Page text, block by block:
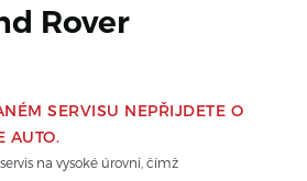
Rover
SERVISU NEPŘIJDETE O
AUTO.
na vysoké úrovni, čímž